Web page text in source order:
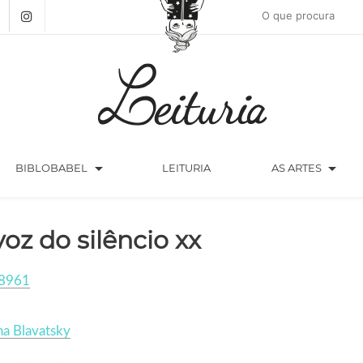
BIBLOBABEL arrow_drop_down LEITURIA AS ARTES arrow_drop_down
do silêncio xx
Blavatsky